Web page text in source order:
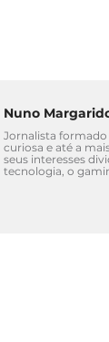
Nuno
Jornalista formado
curiosa e até a
seus interesses
tecnologia, o